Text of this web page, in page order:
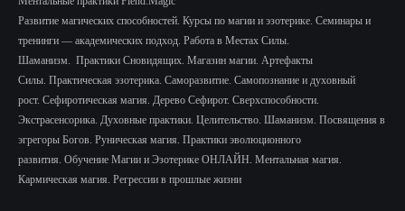
Развитие магических способностей. Курсы по магии и эзотерике. Семинары и
тренинги — академических подход. Работа в Местах Силы.
Шаманизм.
Практики Сновидящих. Магазин магии. Артефакты
Силы. Практическая эзотерика. Саморазвитие. Самопознание и духовный
рост. Сефиротическая магия. Дерево Сефирот. Сверхспособности.
Экстрасенсорика. Духовные практики. Целительство. Шаманизм. Посвящения в
эгрегоры Богов. Руническая магия. Практики эволюционного
развития. Обучение Магии и Эзотерике ОНЛАЙН. Ментальная магия.
Кармическая магия. Регрессии в прошлые жизни